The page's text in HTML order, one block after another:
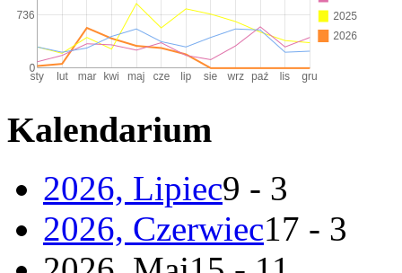
Kalendarium
2026, Lipiec9 - 3
2026, Czerwiec17 - 3